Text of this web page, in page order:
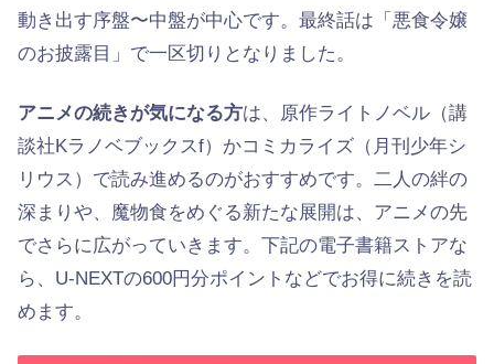
動き出す序盤〜中盤が中心です。最終話は「悪食令嬢
のお披露目」で一区切りとなりました。
アニメの続きが気になる方は、原作ライトノベル（講
談社Kラノベブックスf）かコミカライズ（月刊少年シ
リウス）で読み進めるのがおすすめです。二人の絆の
深まりや、魔物食をめぐる新たな展開は、アニメの先
でさらに広がっていきます。下記の電子書籍ストアな
ら、U-NEXTの600円分ポイントなどでお得に続きを読
めます。